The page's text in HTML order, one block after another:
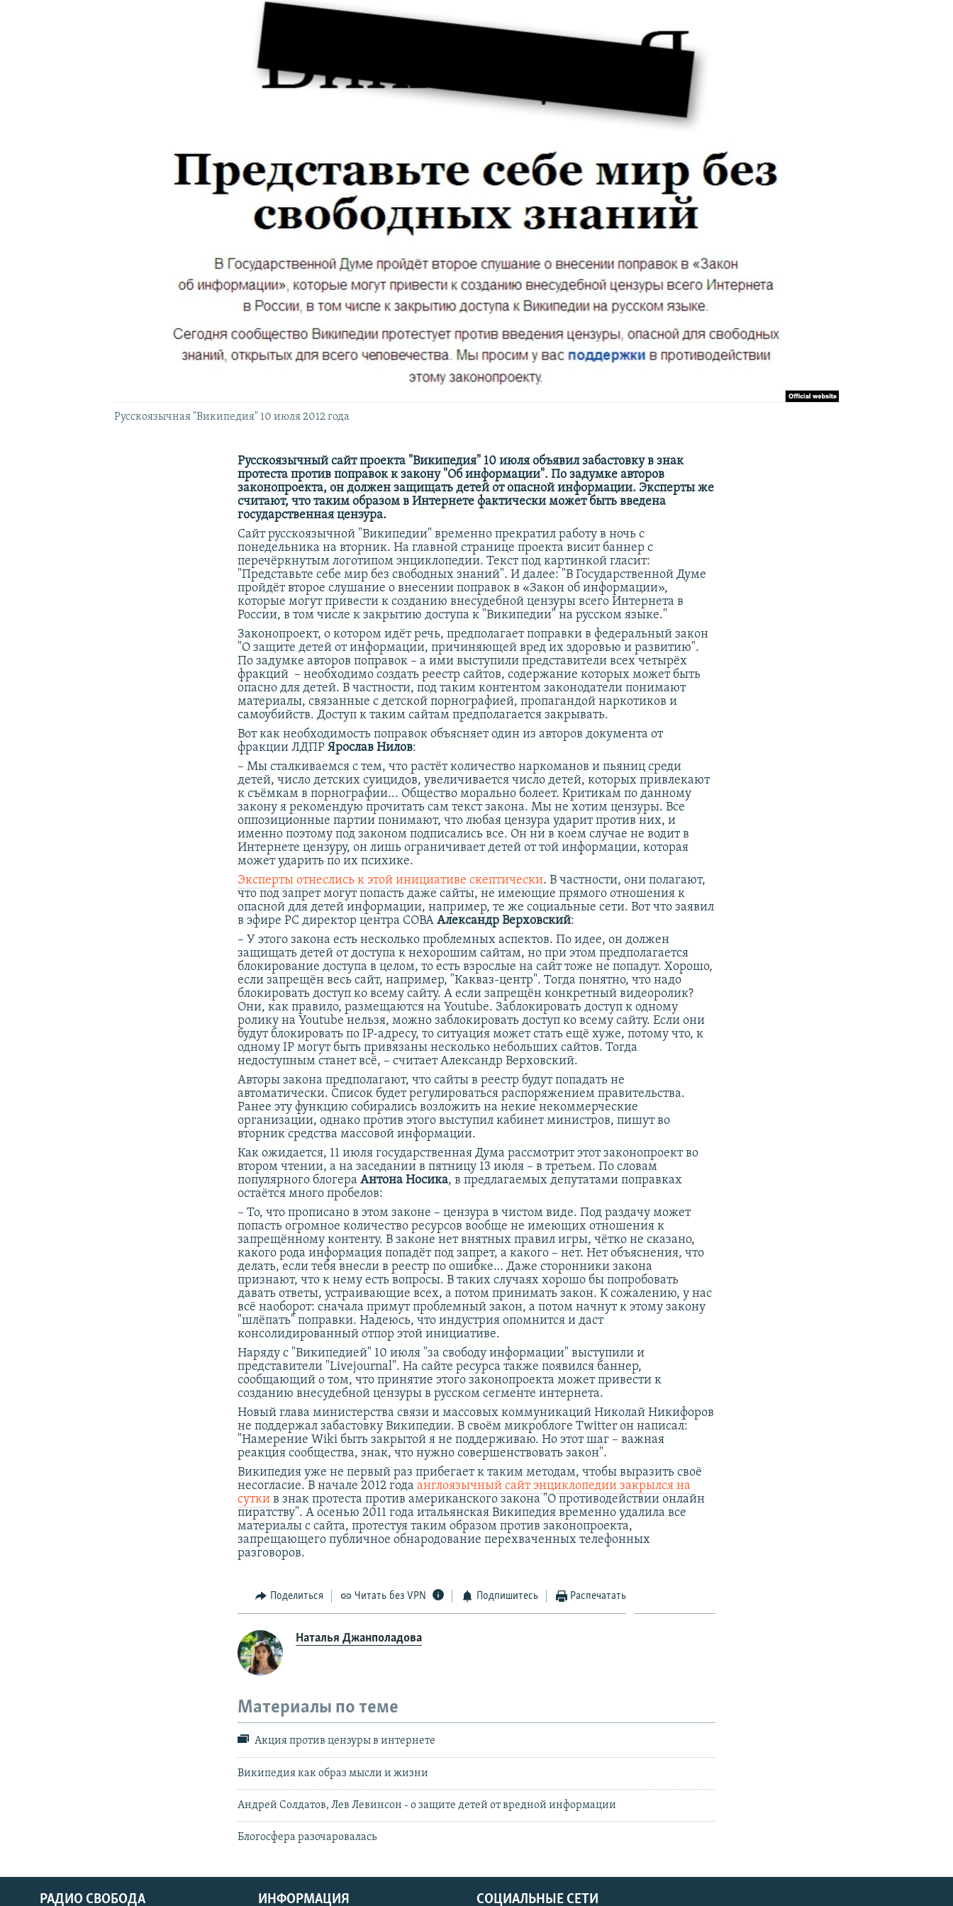
Русскоязычная "Википедия" 10 июля 2012 года
Русскоязычный сайт проекта "Википедия" 10 июля объявил забастовку в знак
протеста против поправок к закону "Об информации". По задумке авторов
законопроекта, он должен защищать детей от опасной информации. Эксперты же
считают, что таким образом в Интернете фактически может быть введена
государственная цензура.
Сайт русскоязычной "Википедии" временно прекратил работу в ночь с
понедельника на вторник. На главной странице проекта висит баннер с
перечёркнутым логотипом энциклопедии. Текст под картинкой гласит:
"Представьте себе мир без свободных знаний". И далее: "В Государственной Думе
пройдёт второе слушание о внесении поправок в «Закон об информации»,
которые могут привести к созданию внесудебной цензуры всего Интернета в
России, в том числе к закрытию доступа к "Википедии" на русском языке."
Законопроект, о котором идёт речь, предполагает поправки в федеральный закон
"О защите детей от информации, причиняющей вред их здоровью и развитию".
По задумке авторов поправок – а ими выступили представители всех четырёх
фракций ­ – необходимо создать реестр сайтов, содержание которых может быть
опасно для детей. В частности, под таким контентом законодатели понимают
материалы, связанные с детской порнографией, пропагандой наркотиков и
самоубийств. Доступ к таким сайтам предполагается закрывать.
Вот как необходимость поправок объясняет один из авторов документа от
фракции ЛДПРЯрослав Нилов:
– Мы сталкиваемся с тем, что растёт количество наркоманов и пьяниц среди
детей, число детских суицидов, увеличивается число детей, которых привлекают
к съёмкам в порнографии... Общество морально болеет. Критикам по данному
закону я рекомендую прочитать сам текст закона. Мы не хотим цензуры. Все
оппозиционные партии понимают, что любая цензура ударит против них, и
именно поэтому под законом подписались все. Он ни в коем случае не водит в
Интернете цензуру, он лишь ограничивает детей от той информации, которая
может ударить по их психике.
Эксперты отнеслись к этой инициативе скептически. В частности, они полагают,
что под запрет могут попасть даже сайты, не имеющие прямого отношения к
опасной для детей информации, например, те же социальные сети. Вот что заявил
в эфире РС директор центра СОВААлександр Верховский:
– У этого закона есть несколько проблемных аспектов. По идее, он должен
защищать детей от доступа к нехорошим сайтам, но при этом предполагается
блокирование доступа в целом, то есть взрослые на сайт тоже не попадут. Хорошо,
если запрещён весь сайт, например, "Какваз-центр". Тогда понятно, что надо
блокировать доступ ко всему сайту. А если запрещён конкретный видеоролик?
Они, как правило, размещаются на Youtube. Заблокировать доступ к одному
ролику на Youtube нельзя, можно заблокировать доступ ко всему сайту. Если они
будут блокировать по IP-адресу, то ситуация может стать ещё хуже, потому что, к
одному IP могут быть привязаны несколько небольших сайтов. Тогда
недоступным станет всё, ­– считает Александр Верховский.
Авторы закона предполагают, что сайты в реестр будут попадать не
автоматически. Список будет регулироваться распоряжением правительства.
Ранее эту функцию собирались возложить на некие некоммерческие
организации, однако против этого выступил кабинет министров, пишут во
вторник средства массовой информации.
Как ожидается, 11 июля государственная Дума рассмотрит этот законопроект во
втором чтении, а на заседании в пятницу 13 июля – в третьем. По словам
популярного блогераАнтона Носика, в предлагаемых депутатами поправках
остаётся много пробелов:
– То, что прописано в этом законе – цензура в чистом виде. Под раздачу может
попасть огромное количество ресурсов вообще не имеющих отношения к
запрещённому контенту. В законе нет внятных правил игры, чётко не сказано,
какого рода информация попадёт под запрет, а какого – нет. Нет объяснения, что
делать, если тебя внесли в реестр по ошибке… Даже сторонники закона
признают, что к нему есть вопросы. В таких случаях хорошо бы попробовать
давать ответы, устраивающие всех, а потом принимать закон. К сожалению, у нас
всё наоборот: сначала примут проблемный закон, а потом начнут к этому закону
"шлёпать" поправки. Надеюсь, что индустрия опомнится и даст
консолидированный отпор этой инициативе.
Наряду с "Википедией" 10 июля "за свободу информации" выступили и
представители "Livejournal". На сайте ресурса также появился баннер,
сообщающий о том, что принятие этого законопроекта может привести к
созданию внесудебной цензуры в русском сегменте интернета.
Новый глава министерства связи и массовых коммуникаций Николай Никифоров
не поддержал забастовку Википедии. В своём микроблоге Twitter он написал:
"Намерение Wiki быть закрытой я не поддерживаю. Но этот шаг – важная
реакция сообщества, знак, что нужно совершенствовать закон".
Википедия уже не первый раз прибегает к таким методам, чтобы выразить своё
несогласие. В начале 2012 годаанглоязычный сайт энциклопедии закрылся на
сутки в знак протеста против американского закона "О противодействии онлайн
пиратству". А осенью 2011 года итальянская Википедия временно удалила все
материалы с сайта, протестуя таким образом против законопроекта,
запрещающего публичное обнародование перехваченных телефонных
разговоров.
Поделиться Читать без VPN Подпишитесь Распечатать
Наталья Джанполадова
Материалы по теме
Акция против цензуры в интернете
Википедия как образ мысли и жизни
Андрей Солдатов, Лев Левинсон - о защите детей от вредной информации
Блогосфера разочаровалась
СОЦИАЛЬНЫЕ СЕТИ
РАДИО СВОБОДА ИНФОРМАЦИЯ